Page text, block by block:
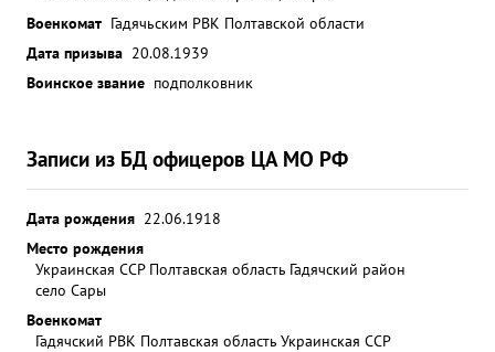
Военкомат Гадячьским РВК Полтавской области
Дата призыва 20.08.1939
Воинское звание подполковник
Записи из БД офицеров ЦА МО РФ
Дата рождения 22.06.1918
Место рождения
Украинская ССР Полтавская область Гадячский район
село Сары
Военкомат
Гадячский РВК Полтавская область Украинская ССР